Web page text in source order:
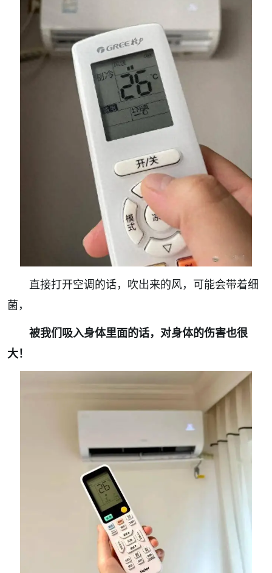
直接打开空调的话，吹出来的风，可能会带着细
菌，
被我们吸入身体里面的话，对身体的伤害也很
大！